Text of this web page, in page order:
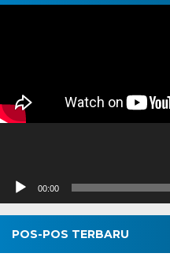
Pemutar
00:00
POS-POS TERBARU